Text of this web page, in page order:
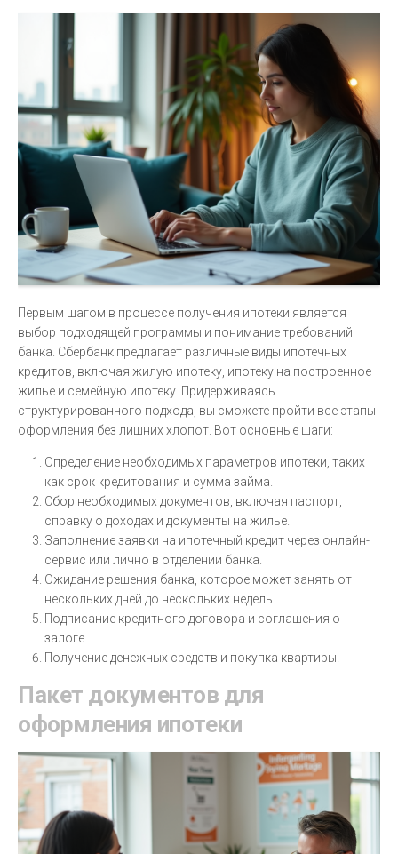
Первым шагом в процессе получения ипотеки является
выбор подходящей программы и понимание требований
банка. Сбербанк предлагает различные виды ипотечных
кредитов, включая жилую ипотеку, ипотеку на построенное
жилье и семейную ипотеку. Придерживаясь
структурированного подхода, вы сможете пройти все этапы
оформления без лишних хлопот. Вот основные шаги:
Определение необходимых параметров ипотеки, таких
как срок кредитования и сумма займа.
Сбор необходимых документов, включая паспорт,
справку о доходах и документы на жилье.
Заполнение заявки на ипотечный кредит через онлайн-
сервис или лично в отделении банка.
Ожидание решения банка, которое может занять от
нескольких дней до нескольких недель.
Подписание кредитного договора и соглашения о
залоге.
Получение денежных средств и покупка квартиры.
Пакет документов для
оформления ипотеки